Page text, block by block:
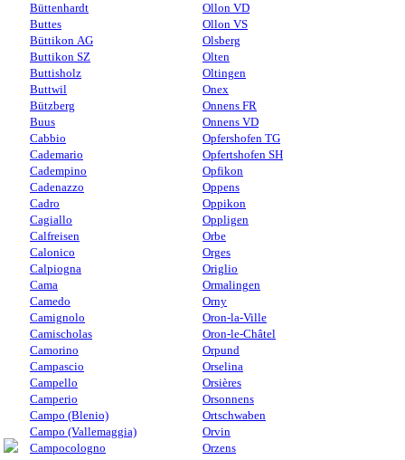
Büttenhardt
Buttes
Büttikon AG
Buttikon SZ
Buttisholz
Buttwil
Bützberg
Buus
Cabbio
Cademario
Cadempino
Cadenazzo
Cadro
Cagiallo
Calfreisen
Calonico
Calpiogna
Cama
Camedo
Camignolo
Camischolas
Camorino
Campascio
Campello
Camperio
Campo (Blenio)
Campo (Vallemaggia)
Campocologno
Ollon VD
Ollon VS
Olsberg
Olten
Oltingen
Onex
Onnens FR
Onnens VD
Opfershofen TG
Opfertshofen SH
Opfikon
Oppens
Oppikon
Oppligen
Orbe
Orges
Origlio
Ormalingen
Orny
Oron-la-Ville
Oron-le-Châtel
Orpund
Orselina
Orsières
Orsonnens
Ortschwaben
Orvin
Orzens